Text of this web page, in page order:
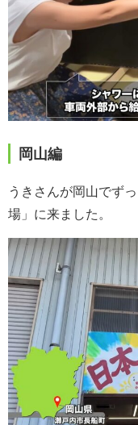
岡山編
うきさんが岡山でず
場」に来ました。